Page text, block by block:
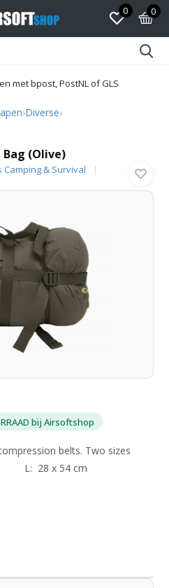
0 0
met bpost, PostNL of GLS
›Diverse›
(Olive)
Camping & Survival
bij Airsoftshop
belts. Two sizes
L: 28 x 54 cm